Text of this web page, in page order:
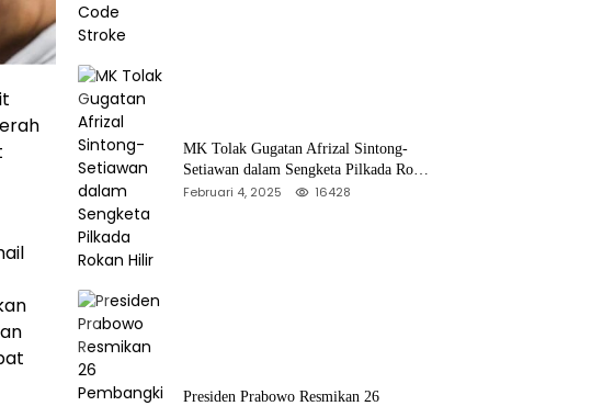
MK Tolak Gugatan Afrizal Sintong-
Setiawan dalam Sengketa Pilkada Rokan
Hilir
Februari 4, 2025 16428
Presiden Prabowo Resmikan 26